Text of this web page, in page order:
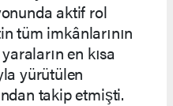
aktif rol
tüm imkânlarının
en kısa
yürütülen
takip etmişti.